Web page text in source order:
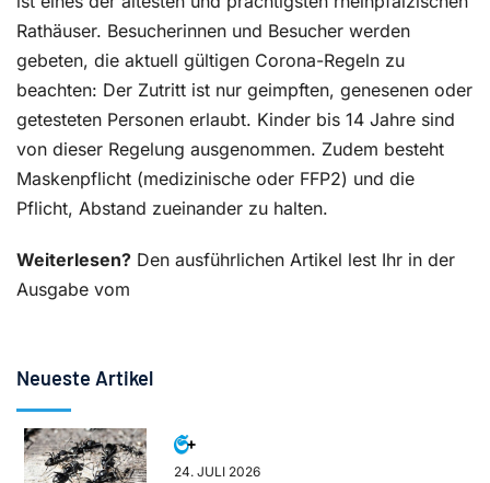
Rathäuser. Besucherinnen und Besucher werden
gebeten, die aktuell gültigen Corona-Regeln zu
beachten: Der Zutritt ist nur geimpften, genesenen oder
getesteten Personen erlaubt. Kinder bis 14 Jahre sind
von dieser Regelung ausgenommen. Zudem besteht
Maskenpflicht (medizinische oder FFP2) und die
Pflicht, Abstand zueinander zu halten.
Weiterlesen? Den ausführlichen Artikel lest Ihr in der
Ausgabe vom
Neueste Artikel
24. JULI 2026